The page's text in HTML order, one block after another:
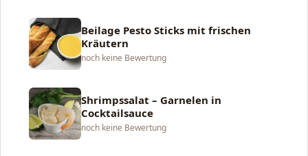
Beilage Pesto Sticks mit frischen
Kräutern
noch keine Bewertung
Shrimpssalat – Garnelen in
Cocktailsauce
noch keine Bewertung